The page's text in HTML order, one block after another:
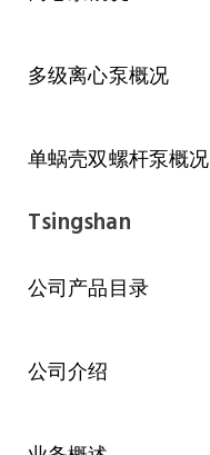
多级离心泵概况
单蜗壳双螺杆泵概况
Tsingshan
公司产品目录
公司介绍